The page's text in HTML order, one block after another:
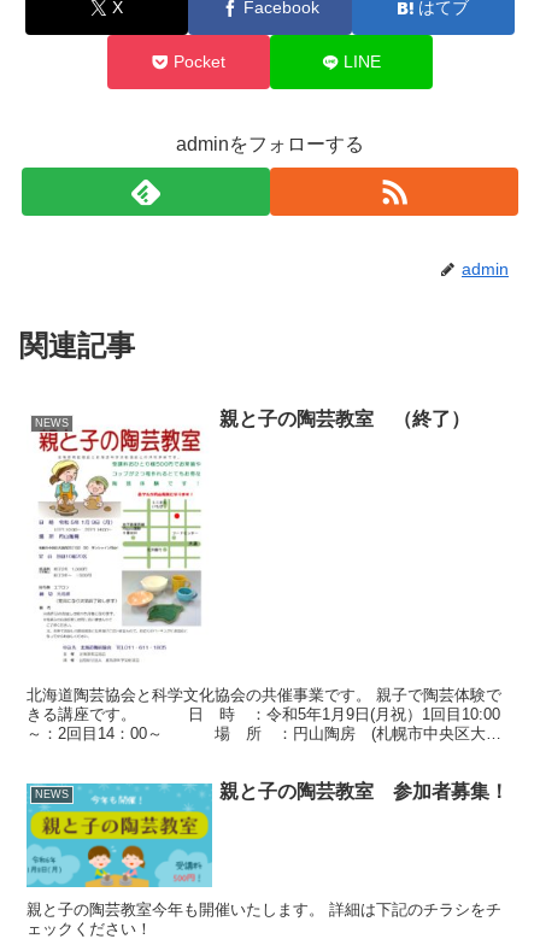
X Facebook はてブ
Pocket LINE
adminをフォローする
admin
関連記事
NEWS 親と子の陶芸教室 （終了）
北海道陶芸協会と科学文化協会の共催事業です。 親子で陶芸体験で
きる講座です。 日 時 ：令和5年1月9日(月祝）1回目10:00
～：2回目14：00～ 場 所 ：円山陶房 (札幌市中央区大通
NEWS 親と子の陶芸教室 参加者募集！
親と子の陶芸教室今年も開催いたします。 詳細は下記のチラシをチ
ェックください！